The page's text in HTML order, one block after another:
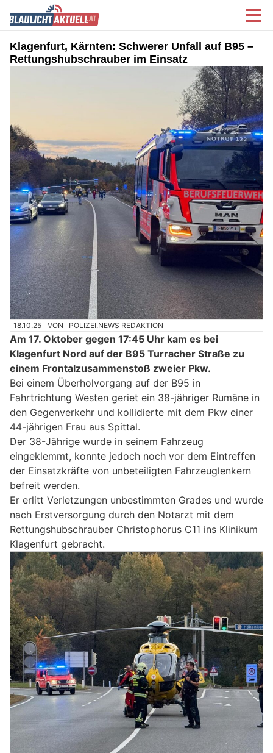
Klagenfurt, Kärnten: Schwerer Unfall auf B95 –
Rettungshubschrauber im Einsatz
18.10.25 VON POLIZEI.NEWS REDAKTION
Am 17. Oktober gegen 17:45 Uhr kam es bei
Klagenfurt Nord auf der B95 Turracher Straße zu
einem Frontalzusammenstoß zweier Pkw.
Bei einem Überholvorgang auf der B95 in
Fahrtrichtung Westen geriet ein 38-jähriger Rumäne in
den Gegenverkehr und kollidierte mit dem Pkw einer
44-jährigen Frau aus Spittal.
Der 38-Jährige wurde in seinem Fahrzeug
eingeklemmt, konnte jedoch noch vor dem Eintreffen
der Einsatzkräfte von unbeteiligten Fahrzeuglenkern
befreit werden.
Er erlitt Verletzungen unbestimmten Grades und wurde
nach Erstversorgung durch den Notarzt mit dem
Rettungshubschrauber Christophorus C11 ins Klinikum
Klagenfurt gebracht.